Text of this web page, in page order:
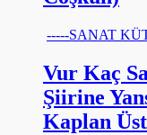
-----SANAT
Vur Kaç
Şiirine
Kaplan